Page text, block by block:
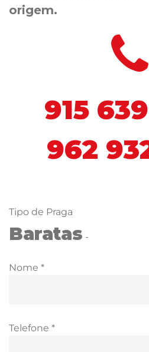
origem.
915
962
Tipo de Praga
Baratas -
Nome *
Telefone *